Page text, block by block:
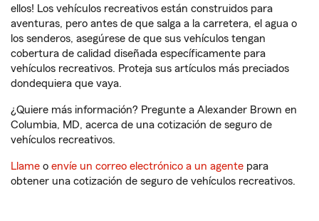
ellos! Los vehículos recreativos están construidos para
aventuras, pero antes de que salga a la carretera, el agua o
los senderos, asegúrese de que sus vehículos tengan
cobertura de calidad diseñada específicamente para
vehículos recreativos. Proteja sus artículos más preciados
dondequiera que vaya.
¿Quiere más información? Pregunte a Alexander Brown en
Columbia, MD, acerca de una cotización de seguro de
vehículos recreativos.
Llame o envíe un correo electrónico a un agente para
obtener una cotización de seguro de vehículos recreativos.